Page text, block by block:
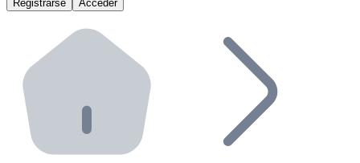
Bitnovo ATM
Integra un ATM Bitnovo en tu negocio y permite que
Bitnovo API
Integra nuestra API en tu ecosistema.
Registrarse Acceder